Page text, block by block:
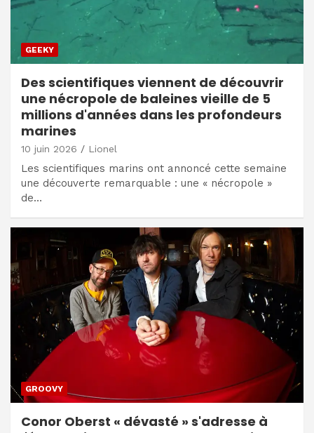
GEEKY
Des scientifiques viennent de découvrir
une nécropole de baleines vieille de 5
millions d'années dans les profondeurs
marines
10 juin 2026 Lionel
Les scientifiques marins ont annoncé cette semaine
une découverte remarquable : une « nécropole »
de…
GROOVY
Conor Oberst « dévasté » s'adresse à